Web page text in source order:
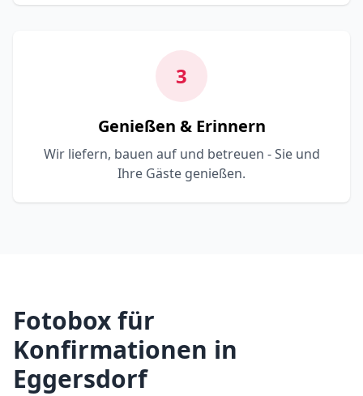
3
Genießen & Erinnern
Wir liefern, bauen auf und betreuen - Sie und
Ihre Gäste genießen.
Fotobox für
Konfirmationen in
Eggersdorf